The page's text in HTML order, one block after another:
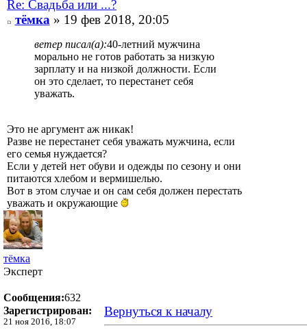
Re: Свадьба или ...?
тёмка» 19 фев 2018, 20:05
ветер писал(а):40-летний мужчина
морально не готов работать за низкую
зарплату и на низкой должности. Если
он это сделает, то перестанет себя
уважать.
Это не аргумент аж никак!
Разве не перестанет себя уважать мужчина, если
его семья нуждается?
Если у детей нет обуви и одежды по сезону и они
питаются хлебом и вермишелью.
Вот в этом случае и он сам себя должен перестать
уважать и окружающие
тёмка
Эксперт
Сообщения:632
Зарегистрирован:
21 ноя 2016, 18:07
Вернуться к началу